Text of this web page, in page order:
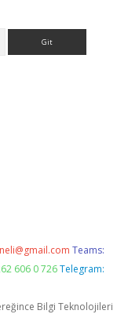
Teams:
606 0 726 Telegram:
Bilgi Teknolojileri